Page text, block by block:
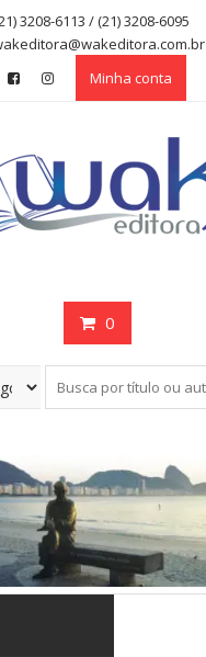
3208-6113 / (21) 3208-6095
Minha conta
0